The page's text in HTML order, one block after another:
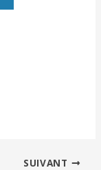
SUIVANT